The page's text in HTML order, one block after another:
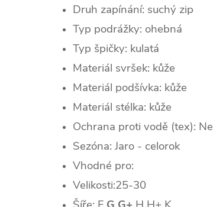
Druh zapínání: suchý zip
Typ podrážky: ohebná
Typ špičky: kulatá
Materiál svršek: kůže
Materiál podšívka: kůže
Materiál stélka: kůže
Ochrana proti vodě (tex): Ne
Sezóna: Jaro - celorok
Vhodné pro:
Velikosti:25-30